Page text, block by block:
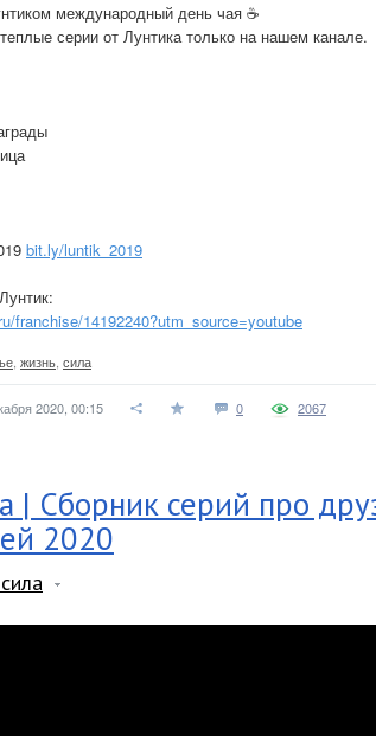
международный день чая ☕
серии от Лунтика только на нашем канале.
bit.ly/luntik_2019
franchise/14192240?utm_source=youtube
жизнь сила
2020, 00:15 0 2067
| Сборник серий про
2020